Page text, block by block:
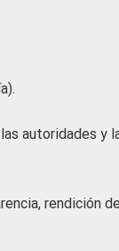
autoridades y
rendición